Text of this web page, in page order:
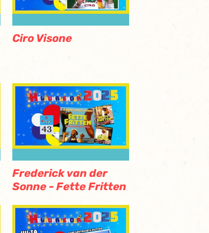
Ciro Visone
Frederick van der
Sonne - Fette Fritten